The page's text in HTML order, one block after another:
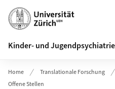
Header
Kinder- und
Home Translationale Forschung
Offene Stellen